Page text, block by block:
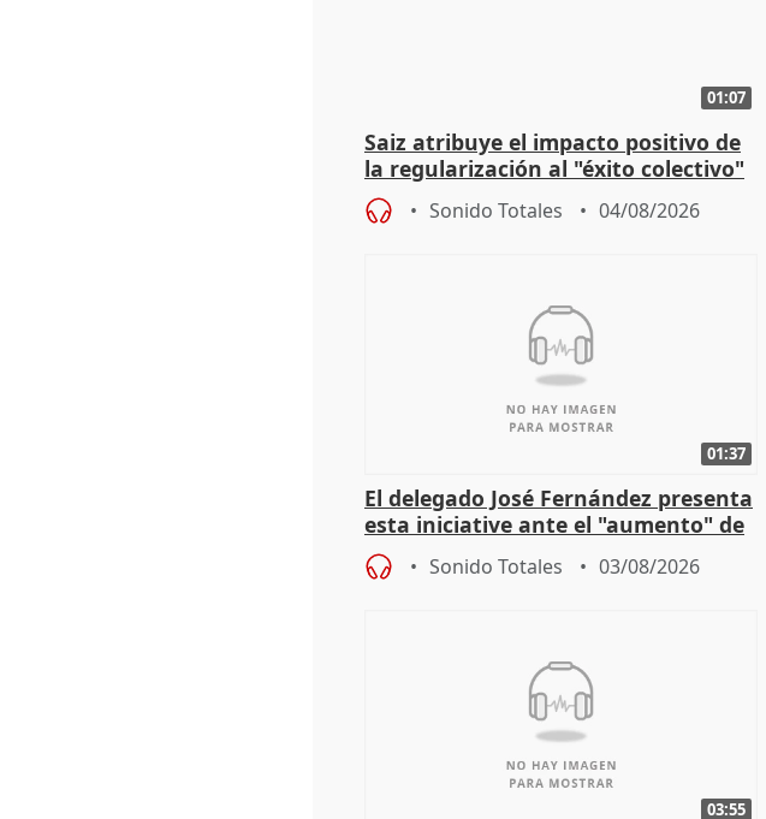
01:07
Saiz atribuye el impacto positivo de
la regularización al "éxito colectivo"
del Gobierno
Sonido Totales 04/08/2026
01:37
El delegado José Fernández presenta
esta iniciative ante el "aumento" de
personas sin hogar en Madri
Sonido Totales 03/08/2026
03:55